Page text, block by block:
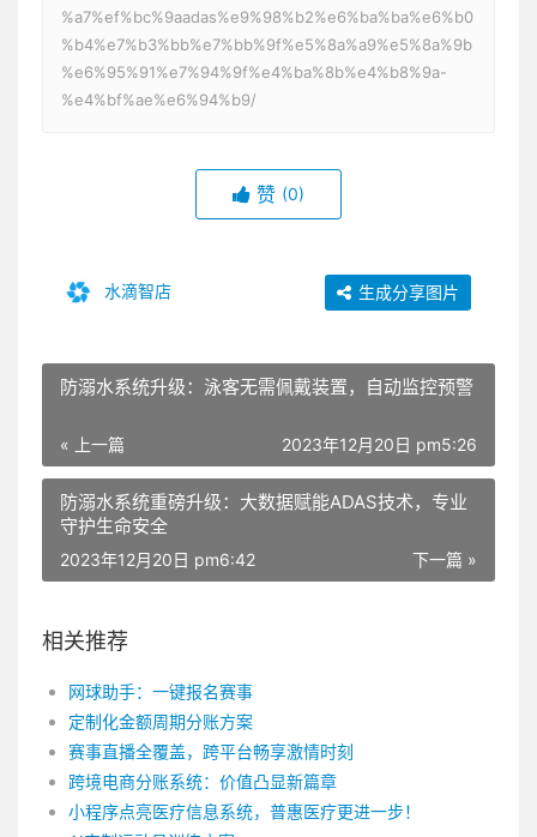
%a7%ef%bc%9aadas%e9%98%b2%e6%ba%ba%e6%b0
%b4%e7%b3%bb%e7%bb%9f%e5%8a%a9%e5%8a%9b
%e6%95%91%e7%94%9f%e4%ba%8b%e4%b8%9a-
%e4%bf%ae%e6%94%b9/
赞 (0)
水滴智店 生成分享图片
防溺水系统升级：泳客无需佩戴装置，自动监控预警
« 上一篇 2023年12月20日 pm5:26
防溺水系统重磅升级：大数据赋能ADAS技术，专业
守护生命安全
下一篇 »
2023年12月20日 pm6:42
相关推荐
网球助手：一键报名赛事
定制化金额周期分账方案
赛事直播全覆盖，跨平台畅享激情时刻
跨境电商分账系统：价值凸显新篇章
小程序点亮医疗信息系统，普惠医疗更进一步！